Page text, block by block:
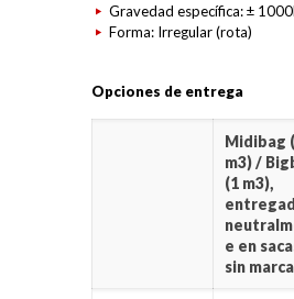
Gravedad específica: ±
Forma: Irregular (rota)
Opciones de entrega
Midibag
m3) /
(1 m3),
e en
sin